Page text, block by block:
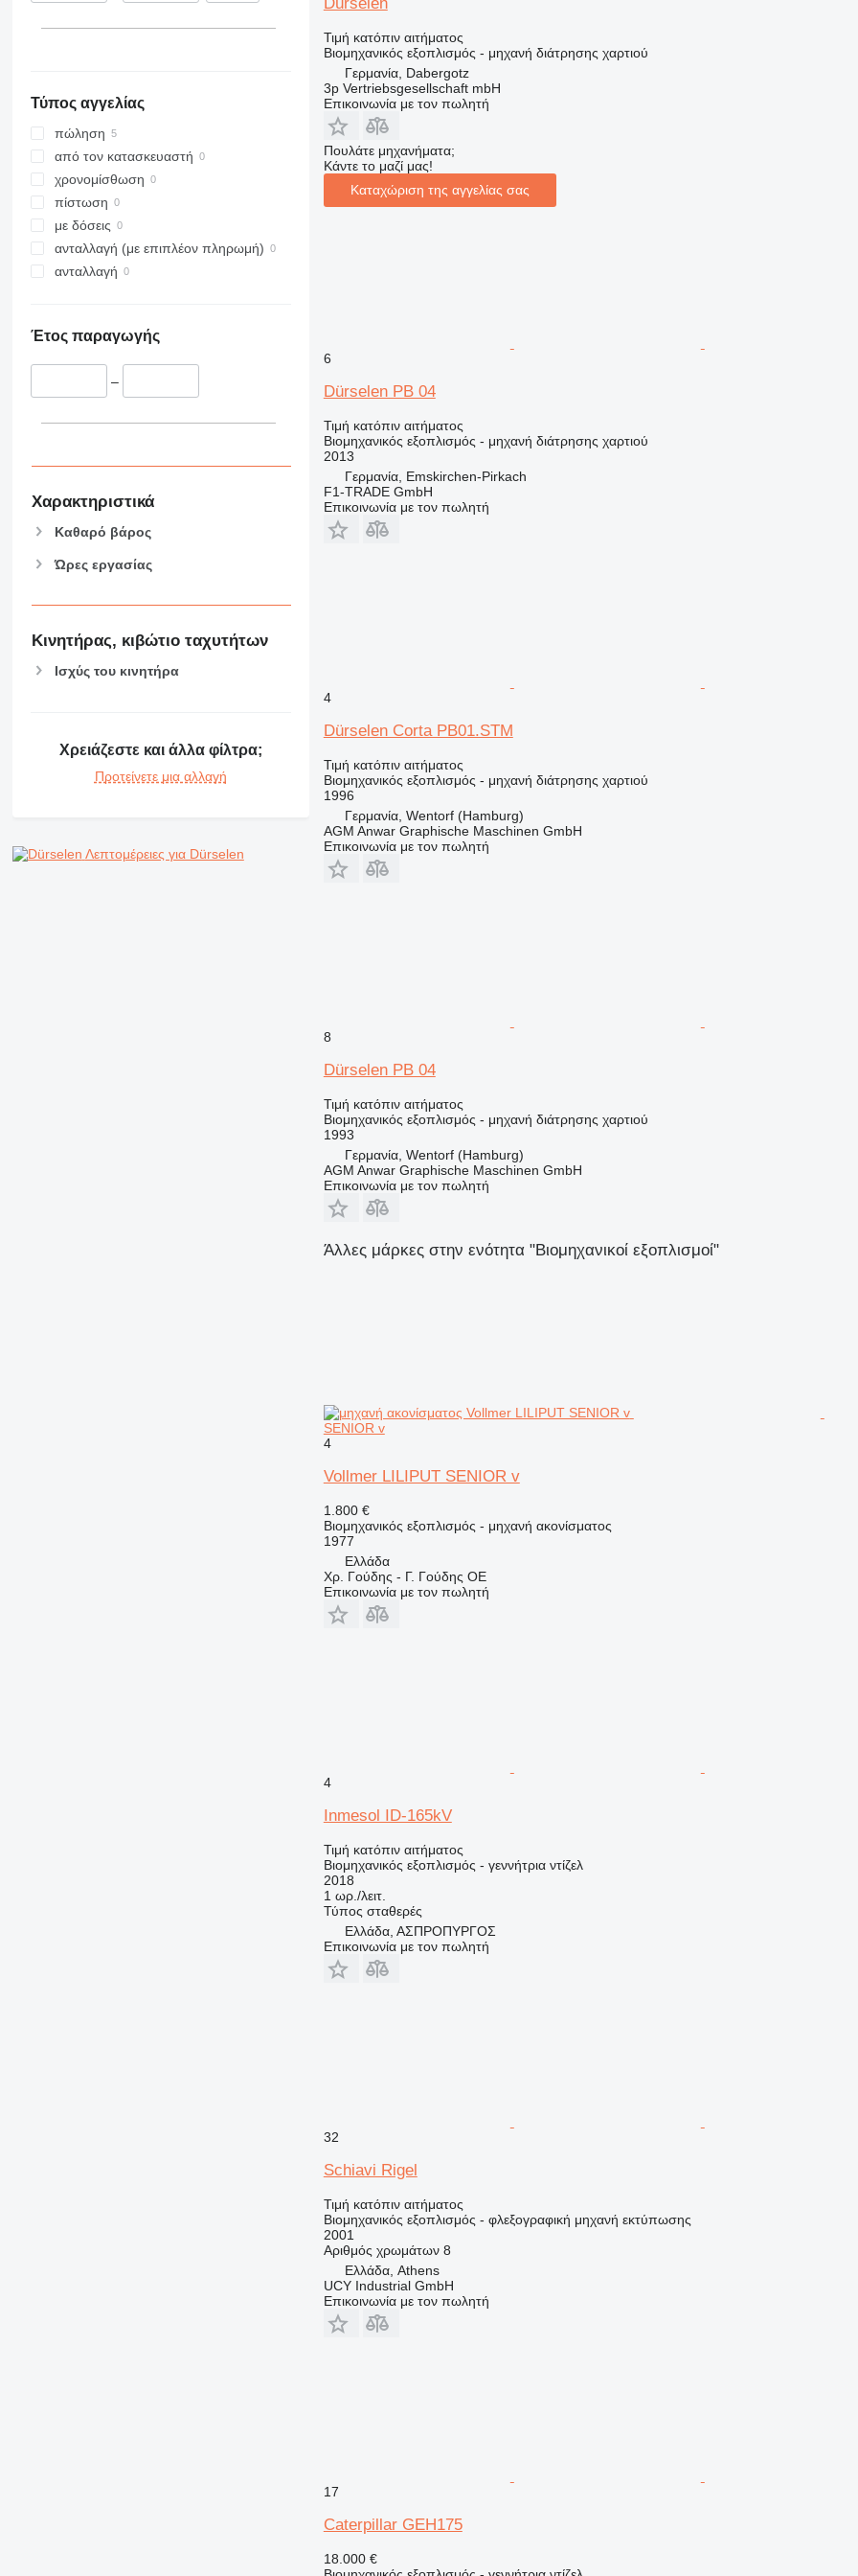
Τύπος αγγελίας
πώληση
από τον κατασκευαστή
χρονομίσθωση
πίστωση
με δόσεις
ανταλλαγή (με επιπλέον πληρωμή)
ανταλλαγή
Έτος παραγωγής
–
Χαρακτηριστικά
Καθαρό βάρος
Ώρες εργασίας
Κινητήρας, κιβώτιο ταχυτήτων
Ισχύς του κινητήρα
Χρειάζεστε και άλλα φίλτρα;
Προτείνετε μια αλλαγή
Λεπτομέρειες για Dürselen
Τιμή κατόπιν αιτήματος
Βιομηχανικός εξοπλισμός - μηχανή διάτρησης χαρτιού
Γερμανία, Dabergotz
3p Vertriebsgesellschaft mbH
Επικοινωνία με τον πωλητή
Πουλάτε μηχανήματα;
Κάντε το μαζί μας!
Καταχώριση της αγγελίας σας
6
Dürselen PB 04
Τιμή κατόπιν αιτήματος
Βιομηχανικός εξοπλισμός - μηχανή διάτρησης χαρτιού
2013
Γερμανία, Emskirchen-Pirkach
F1-TRADE GmbH
Επικοινωνία με τον πωλητή
4
Dürselen Corta PB01.STM
Τιμή κατόπιν αιτήματος
Βιομηχανικός εξοπλισμός - μηχανή διάτρησης χαρτιού
1996
Γερμανία, Wentorf (Hamburg)
AGM Anwar Graphische Maschinen GmbH
Επικοινωνία με τον πωλητή
8
Dürselen PB 04
Τιμή κατόπιν αιτήματος
Βιομηχανικός εξοπλισμός - μηχανή διάτρησης χαρτιού
1993
Γερμανία, Wentorf (Hamburg)
AGM Anwar Graphische Maschinen GmbH
Επικοινωνία με τον πωλητή
Άλλες μάρκες στην ενότητα "Βιομηχανικοί εξοπλισμοί"
SENIOR v
4
Vollmer LILIPUT SENIOR v
1.800 €
Βιομηχανικός εξοπλισμός - μηχανή ακονίσματος
1977
Ελλάδα
Χρ. Γούδης - Γ. Γούδης ΟΕ
Επικοινωνία με τον πωλητή
4
Inmesol ID-165kV
Τιμή κατόπιν αιτήματος
Βιομηχανικός εξοπλισμός - γεννήτρια ντίζελ
2018
1 ωρ./λειτ.
Τύπος σταθερές
Ελλάδα, ΑΣΠΡΟΠΥΡΓΟΣ
Επικοινωνία με τον πωλητή
32
Schiavi Rigel
Τιμή κατόπιν αιτήματος
Βιομηχανικός εξοπλισμός - φλεξογραφική μηχανή εκτύπωσης
2001
Αριθμός χρωμάτων 8
Ελλάδα, Athens
UCY Industrial GmbH
Επικοινωνία με τον πωλητή
17
Caterpillar GEH175
18.000 €